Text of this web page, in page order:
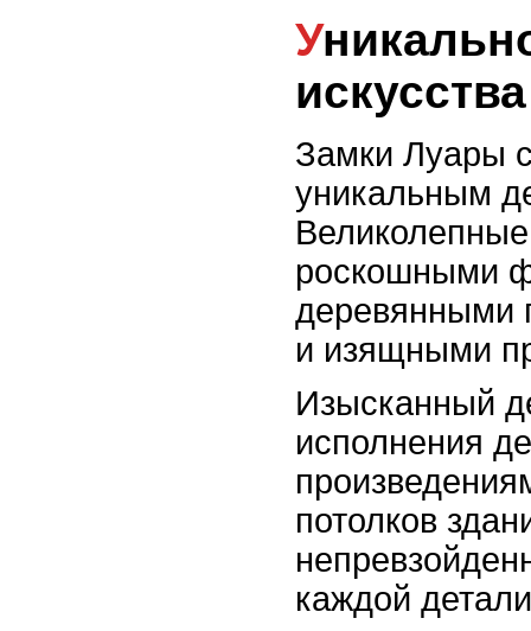
Уникальность декоративного
искусства
Замки Луары
уникальным
роскошными
деревянными
и изящными
Изысканный
исполнения
потолков
каждой